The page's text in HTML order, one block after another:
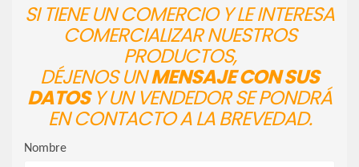
SI TIENE UN COMERCIO Y LE INTERESA
COMERCIALIZAR NUESTROS
PRODUCTOS,
DÉJENOS UNMENSAJE CON SUS
DATOSY UN VENDEDOR SE PONDRÁ
EN CONTACTO A LA BREVEDAD.
Nombre